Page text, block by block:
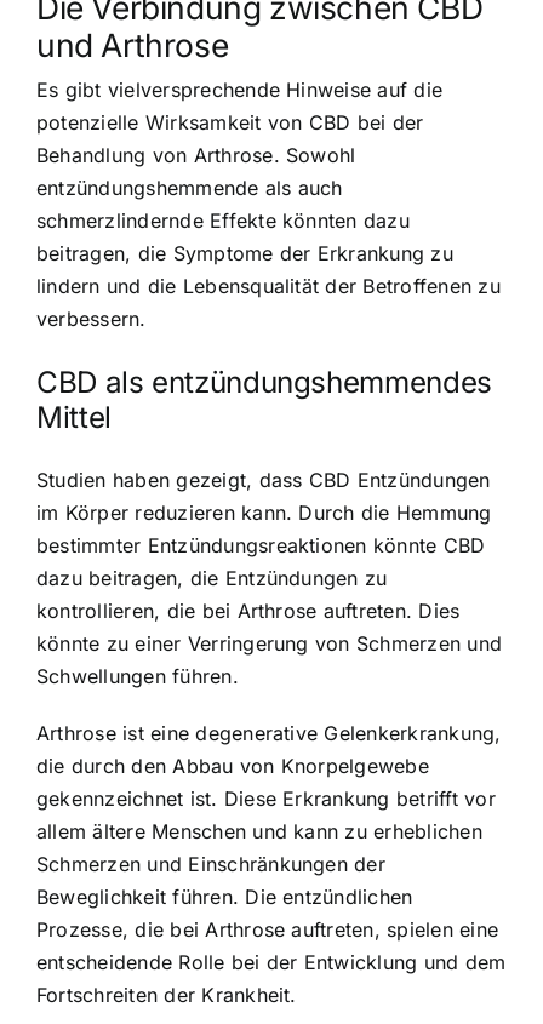
und Arthrose
Es gibt vielversprechende Hinweise auf die
potenzielle Wirksamkeit von CBD bei der
Behandlung von Arthrose. Sowohl
entzündungshemmende als auch
schmerzlindernde Effekte könnten dazu
beitragen, die Symptome der Erkrankung zu
lindern und die Lebensqualität der Betroffenen zu
verbessern.
CBD als entzündungshemmendes
Mittel
Studien haben gezeigt, dass CBD Entzündungen
im Körper reduzieren kann. Durch die Hemmung
bestimmter Entzündungsreaktionen könnte CBD
dazu beitragen, die Entzündungen zu
kontrollieren, die bei Arthrose auftreten. Dies
könnte zu einer Verringerung von Schmerzen und
Schwellungen führen.
Arthrose ist eine degenerative Gelenkerkrankung,
die durch den Abbau von Knorpelgewebe
gekennzeichnet ist. Diese Erkrankung betrifft vor
allem ältere Menschen und kann zu erheblichen
Schmerzen und Einschränkungen der
Beweglichkeit führen. Die entzündlichen
Prozesse, die bei Arthrose auftreten, spielen eine
entscheidende Rolle bei der Entwicklung und dem
Fortschreiten der Krankheit.